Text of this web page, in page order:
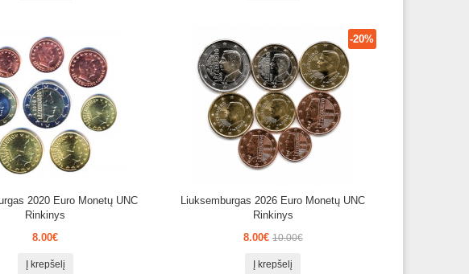
2020 Euro Monetų UNC
Rinkinys
8.00€
Į krepšelį
Liuksemburgas 2026 Euro Monetų UNC
Rinkinys
8.00€ 10.00€
-20%
Į krepšelį